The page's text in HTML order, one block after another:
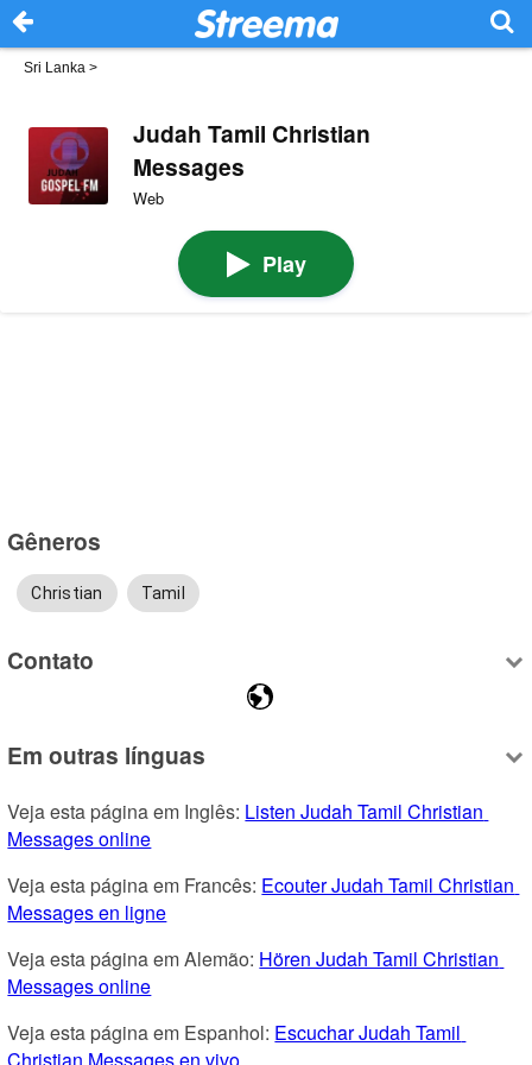
Sri Lanka >
Judah Tamil Christian
Messages
Web
Play
Gêneros
Christian Tamil
Contato
Em outras línguas
Veja esta página em Inglês: Listen Judah Tamil Christian
Messages online
Veja esta página em Francês: Ecouter Judah Tamil Christian
Messages en ligne
Veja esta página em Alemão: Hören Judah Tamil Christian
Messages online
Veja esta página em Espanhol: Escuchar Judah Tamil
Christian Messages en vivo